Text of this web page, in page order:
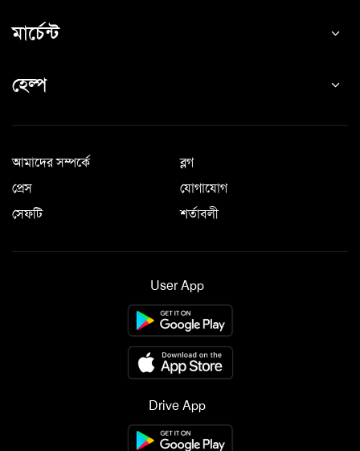
মার্চেন্ট
হেল্প
আমাদের সম্পর্কে
ব্লগ
প্রেস
যোগাযোগ
সেফটি
শর্তাবলী
User App
Drive App